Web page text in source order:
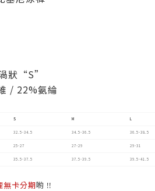
狀“S”
/ 22%氨綸
S M L
32.5-34.5 34.5-36.5 36.5-38.5
25-27 27-29 29-31
35.5-37.5 37.5-39.5 39.5-41.5
無卡分期喲 !!